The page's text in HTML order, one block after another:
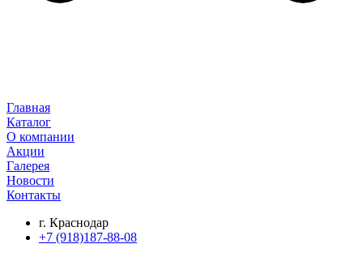
Главная
Каталог
О компании
Акции
Галерея
Новости
Контакты
г. Краснодар
+7 (918)187-88-08